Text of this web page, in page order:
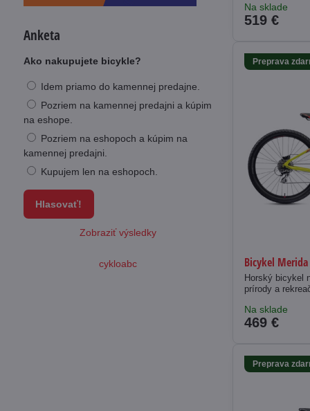
Na sklade
519 €
Preprava
Bicykel
Horský bicykel
prírody a
Na sklade
469 €
Preprava
Anketa
Ako nakupujete bicykle?
Idem priamo do kamennej predajne.
Pozriem na kamennej predajni a kúpim
na eshope.
Pozriem na eshopoch a kúpim na
kamennej predajni.
Kupujem len na eshopoch.
Hlasovať!
Zobraziť výsledky
cykloabc